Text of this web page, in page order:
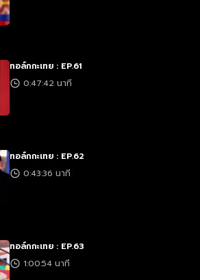
ทอล์กกะเทย : EP.61
0:47:42 นาที
ทอล์กกะเทย : EP.62
0:43:36 นาที
ทอล์กกะเทย : EP.63
1:00:54 นาที